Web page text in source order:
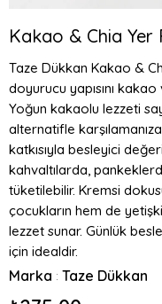
Kakao & Chia Yer
Taze Dükkan Kakao &
doyurucu yapısını
Yoğun kakaolu lezzeti
alternatifle
katkısıyla besleyici değeri
kahvaltılarda,
tüketilebilir. Kremsi
çocukların hem de
lezzet sunar. Günlük
için idealdir.
Marka : Taze Dükkan